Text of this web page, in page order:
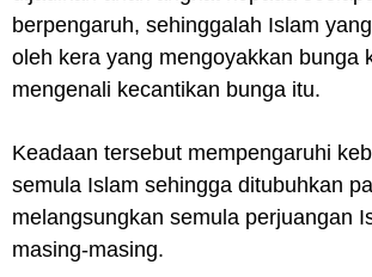
berpengaruh, sehinggalah Islam
oleh kera yang mengoyakkan bunga
mengenali kecantikan bunga itu.
Keadaan tersebut mempengaruhi
semula Islam sehingga ditubuhkan
melangsungkan semula perjuangan
masing-masing.